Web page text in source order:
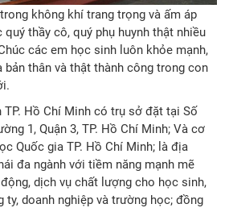
không khí trang trọng và ấm áp
quý thầy cô, quý phụ huynh thật nhiều
các em học sinh luôn khỏe mạnh,
thân và thật thành công trong con
TP. Hồ Chí Minh có trụ sở đặt tại Số
1, Quận 3, TP. Hồ Chí Minh; Và cơ
Quốc gia TP. Hồ Chí Minh; là địa
đa ngành với tiềm năng mạnh mẽ
dịch vụ chất lượng cho học sinh,
ty, doanh nghiệp và trường học; đồng